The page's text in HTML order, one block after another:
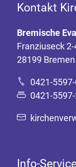
Kontakt
Bremische
Franziuseck 2-
28199 Bremen
0421-
0421-
Info-